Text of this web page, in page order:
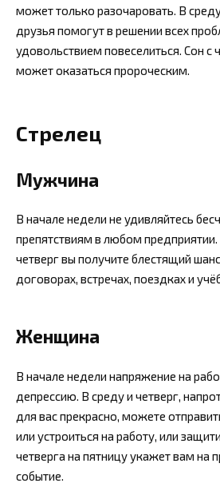
может только разочаровать. В среду
друзья помогут в решении всех
удовольствием повеселиться. Сон с
может оказаться пророческим.
Стрелец
Мужчина
В начале недели не удивляйтесь
препятствиям в любом
четверг вы получите блестящий
договорах, встречах, поездках и
Женщина
В начале недели напряжение на
депрессию. В среду и четверг,
для вас прекрасно, можете
или устроиться на работу, или
четверга на пятницу укажет вам на
событие.